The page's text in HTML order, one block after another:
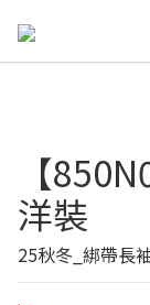
【
洋裝
25秋冬_綁帶長